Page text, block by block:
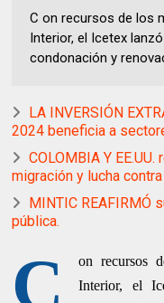
C on recursos de los
Interior, el Icetex
condonación y
LA INVERSIÓN
2024 beneficia a
COLOMBIA Y
migración y lucha
MINTIC REAFIRMÓ
pública.
C
on recursos
Interior, el